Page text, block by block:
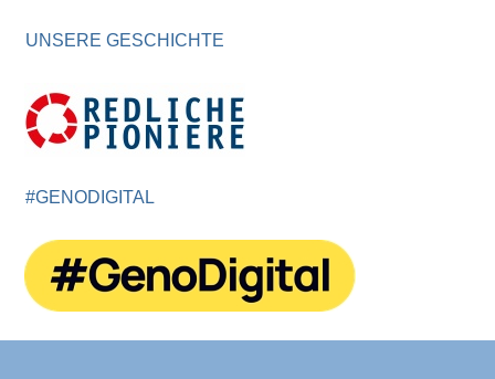
UNSERE GESCHICHTE
#GENODIGITAL